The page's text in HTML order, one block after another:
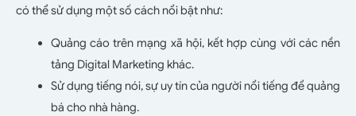
có thể sử dụng một số cách nổi bật như:
Quảng cáo trên mạng xã hội, kết hợp cùng với các nền
tảng Digital Marketing khác.
Sử dụng tiếng nói, sự uy tín của người nổi tiếng để quảng
bá cho nhà hàng.